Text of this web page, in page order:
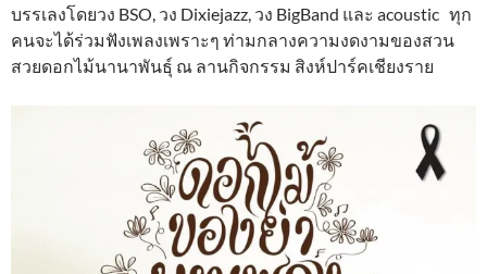
บรรเลงโดยวง BSO, วง Dixiejazz, วง BigBand และ acoustic ทุก
คนจะได้ร่วมฟังเพลงเพราะๆ ท่ามกลางความงดงามของสวน
สวยดอกไม้นานาพันธุ์ ณ ลานกิจกรรม สิงห์ปาร์คเชียงราย